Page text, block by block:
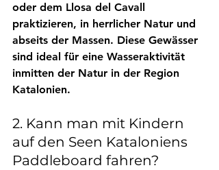
oder dem Llosa del Cavall
praktizieren, in herrlicher Natur und
abseits der Massen. Diese Gewässer
sind ideal für eine Wasseraktivität
inmitten der Natur in der Region
Katalonien.
2. Kann man mit Kindern
auf den Seen Kataloniens
Paddleboard fahren?